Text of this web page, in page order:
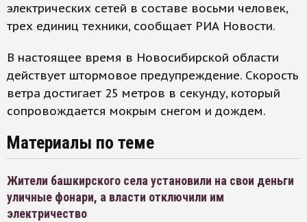
электрических сетей в составе восьми человек,
трех единиц техники, сообщает РИА Новости.
В настоящее время в Новосибирской области
действует штормовое предупреждение. Скорость
ветра достигает 25 метров в секунду, который
сопровождается мокрым снегом и дождем.
Материалы по теме
Жители башкирского села установили на свои деньги
уличные фонари, а власти отключили им
электричество